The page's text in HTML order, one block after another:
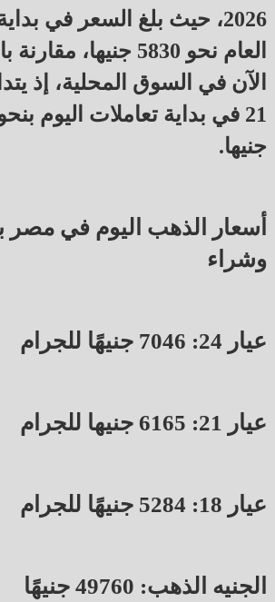
2026، حيث بلغ السعر في
العام نحو 5830 جنيها،
الآن في السوق المحلية، إذ
جنيها.
أسعار الذهب اليوم في مصر
وشراء
عيار 24: 7046 جنيهًا للجرام
عيار 21: 6165 جنيها للجرام
عيار 18: 5284 جنيهًا للجرام
الجنيه الذهب: 49760 جنيهًا